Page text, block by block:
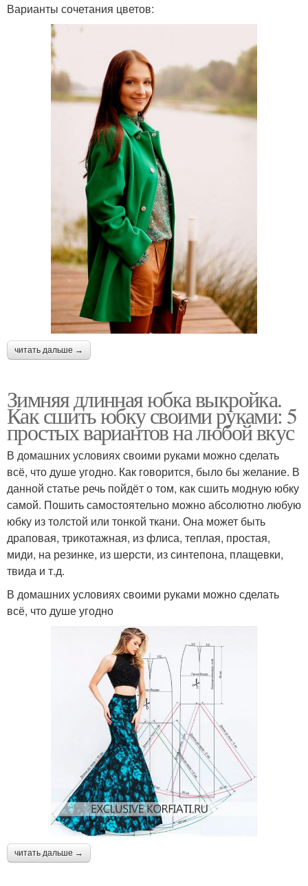
Варианты сочетания цветов:
читать дальше →
Зимняя длинная юбка выкройка.
Как сшить юбку своими руками: 5
простых вариантов на любой вкус
В домашних условиях своими руками можно сделать
всё, что душе угодно. Как говорится, было бы желание. В
данной статье речь пойдёт о том, как сшить модную юбку
самой. Пошить самостоятельно можно абсолютно любую
юбку из толстой или тонкой ткани. Она может быть
драповая, трикотажная, из флиса, теплая, простая,
миди, на резинке, из шерсти, из синтепона, плащевки,
твида и т.д.
В домашних условиях своими руками можно сделать
всё, что душе угодно
читать дальше →